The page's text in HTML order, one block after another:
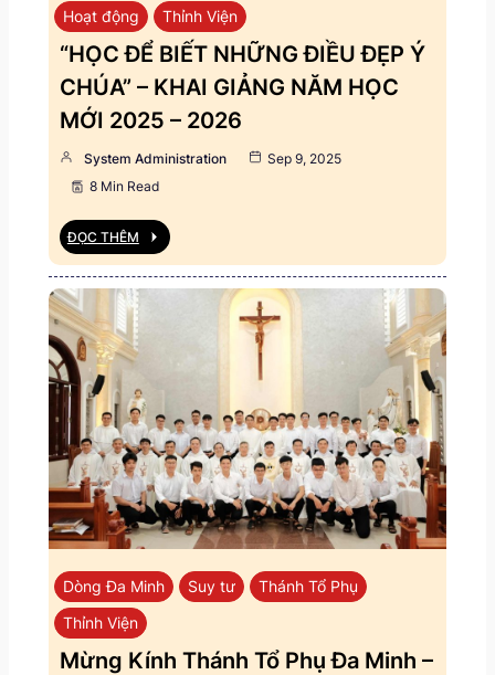
Hoạt động Thỉnh Viện
“HỌC ĐỂ BIẾT NHỮNG ĐIỀU ĐẸP Ý
CHÚA” – KHAI GIẢNG NĂM HỌC
MỚI 2025 – 2026
System Administration
Sep 9, 2025
8 Min Read
ĐỌC THÊM
Dòng Đa Minh Suy tư
Thánh Tổ Phụ
Thỉnh Viện
Mừng Kính Thánh Tổ Phụ Đa Minh –